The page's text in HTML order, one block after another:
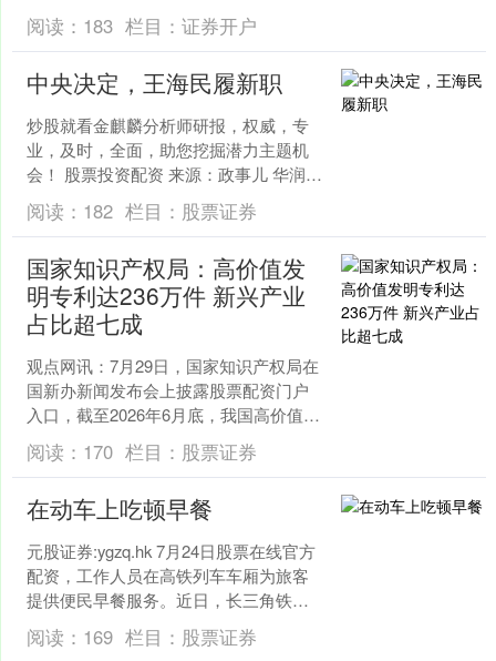
题，引发广泛关注。 记者注意到，三场
论坛的议....
阅读： 183 栏目： 证券开户
中央决定，王海民履新职
炒股就看金麒麟分析师研报，权威，专
业，及时，全面，助您挖掘潜力主题机
会！ 股票投资配资 来源：政事儿 华润集
团官网7月24日消息，7月23日，华润
（集团）有限公....
阅读： 182 栏目： 股票证券
国家知识产权局：高价值发
明专利达236万件 新兴产业
占比超七成
观点网讯：7月29日，国家知识产权局在
国新办新闻发布会上披露股票配资门户
入口，截至2026年6月底，我国高价值发
明专利拥有量达到236万件，每万人口高
价值发明专....
阅读： 170 栏目： 股票证券
在动车上吃顿早餐
元股证券:ygzq.hk 7月24日股票在线官方
配资，工作人员在高铁列车车厢为旅客
提供便民早餐服务。近日，长三角铁路
在部分高铁车站和早班高铁列车上推出
便民早餐。....
阅读： 169 栏目： 股票证券